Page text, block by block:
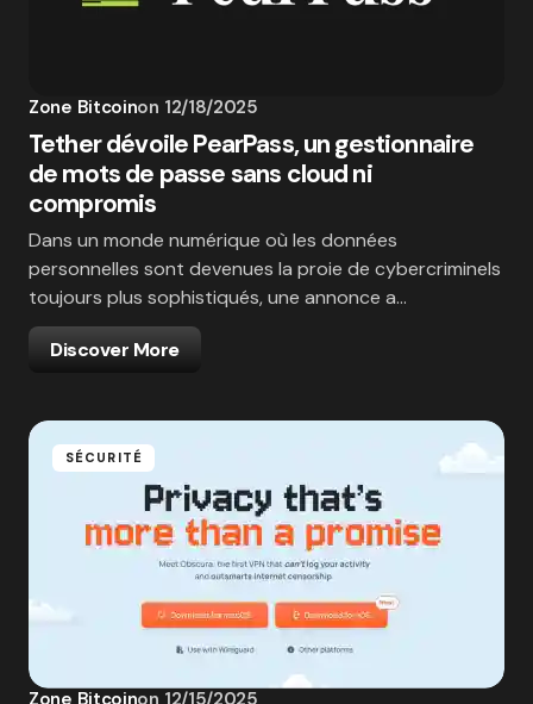
Zone Bitcoinon 12/18/2025
Tether dévoile PearPass, un gestionnaire
de mots de passe sans cloud ni
compromis
Dans un monde numérique où les données
personnelles sont devenues la proie de cybercriminels
toujours plus sophistiqués, une annonce a…
Discover More
SÉCURITÉ
Zone Bitcoinon 12/15/2025